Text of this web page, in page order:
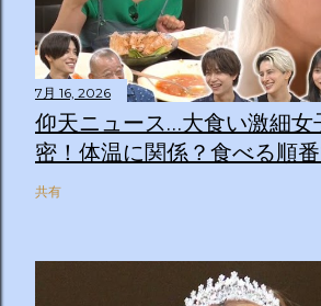
7月 16, 2026
仰天ニュース…大食い激細
密！体温に関係？食べる順
共有